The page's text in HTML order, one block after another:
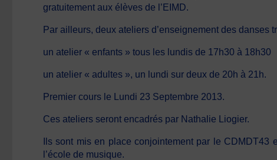
gratuitement aux élèves de l’EIMD.
Par ailleurs,deux ateliers d’enseignement des danses
un atelier « enfants » tous les lundis de 17h30 à 18h30
un atelier « adultes », un lundi sur deux de 20h à 21h.
Premier cours le Lundi 23 Septembre 2013.
Ces ateliers seront encadrés par Nathalie Liogier.
Ils sont mis en place conjointement par le
l’école de musique.